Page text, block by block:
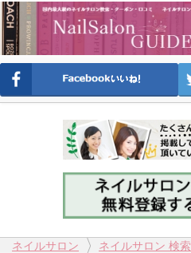
ネイルサロン ネイルサロン 検索